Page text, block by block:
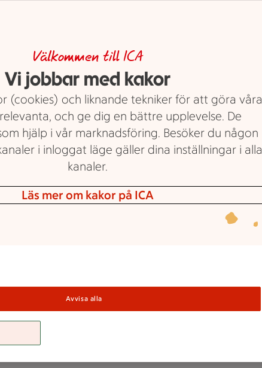
pannkakor på 20
sätt!
Pannkakor till frukost, lunch,
eller efterrätt! Oavsett om
du föredrar en klassisk
ugnspannkaka, pannkakstårta, är
pannkakan okonomiyaki eller vill
Uppdaterad: 10 juni 2026
Välkommen till ICA
Vi jobbar med kakor
(cookies) och liknande tekniker för att göra våra
och ge dig en bättre upplevelse. De
hjälp i vår marknadsföring. Besöker du någon
i inloggat läge gäller dina inställningar i alla
kanaler.
Läs mer om kakor på ICA
Avvisa alla